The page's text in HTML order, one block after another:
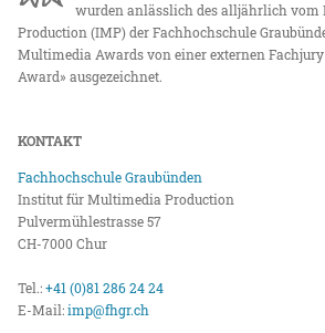
wurden anlässlich des alljährlich
Production (IMP) der Fachhochschule
Multimedia Awards von einer externen
Award» ausgezeichnet.
KONTAKT
Fachhochschule Graubünden
Institut für Multimedia Production
Pulvermühlestrasse 57
CH-7000 Chur
Tel.:+41 (0)81 286 24 24
E-Mail:imp@fhgr.ch